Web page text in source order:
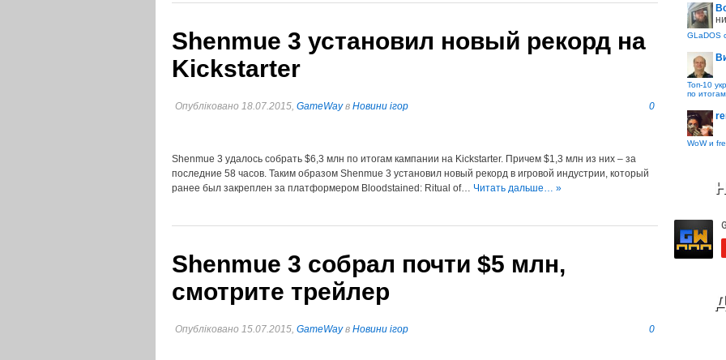
Shenmue 3 установил новый рекорд на
Kickstarter
Опубліковано 18.07.2015, GameWayв Новини ігор 0
Shenmue 3 удалось собрать $6,3 млн по итогам кампании на Kickstarter. Причем $1,3 млн из них – за
последние 58 часов. Таким образом Shenmue 3 установил новый рекорд в игровой индустрии, который
ранее был закреплен за платформером Bloodstained: Ritual of… Читать дальше… »
Shenmue 3 собрал почти $5 млн,
смотрите трейлер
Опубліковано 15.07.2015, GameWayв Новини ігор 0
GLaDOS
Топ-10
по
WoW и